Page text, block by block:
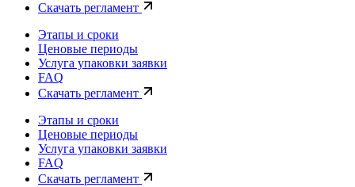
Скачать регламент
Этапы и сроки
Ценовые периоды
Услуга упаковки заявки
FAQ
Скачать регламент
Этапы и сроки
Ценовые периоды
Услуга упаковки заявки
FAQ
Скачать регламент